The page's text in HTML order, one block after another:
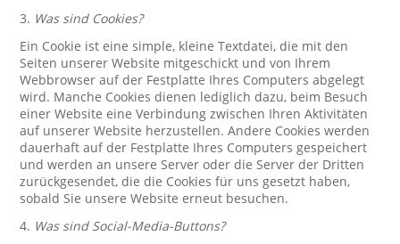
3. Was sind Cookies?
Ein Cookie ist eine simple, kleine Textdatei, die mit den
Seiten unserer Website mitgeschickt und von Ihrem
Webbrowser auf der Festplatte Ihres Computers abgelegt
wird. Manche Cookies dienen lediglich dazu, beim Besuch
einer Website eine Verbindung zwischen Ihren Aktivitäten
auf unserer Website herzustellen. Andere Cookies werden
dauerhaft auf der Festplatte Ihres Computers gespeichert
und werden an unsere Server oder die Server der Dritten
zurückgesendet, die die Cookies für uns gesetzt haben,
sobald Sie unsere Website erneut besuchen.
4. Was sind Social-Media-Buttons?